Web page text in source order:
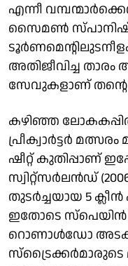
എന്നീ
സൈമൺ സ്പാനിഷ്
അതിജീവിച്ച
സേവുകളാണ് തന്റെ
കഴിഞ്ഞ
പ്രീക്വാർട്ടർ
ഷീറ്റ് കുതിപ്പാണ്
സ്വിറ്റ്സർലൻഡ്
തുടർച്ചയായ 5
ഇതോടെ സ്പെയിൻ
റൊണാൾഡോ
സ്ട്രൈക്കർമാരുടെ